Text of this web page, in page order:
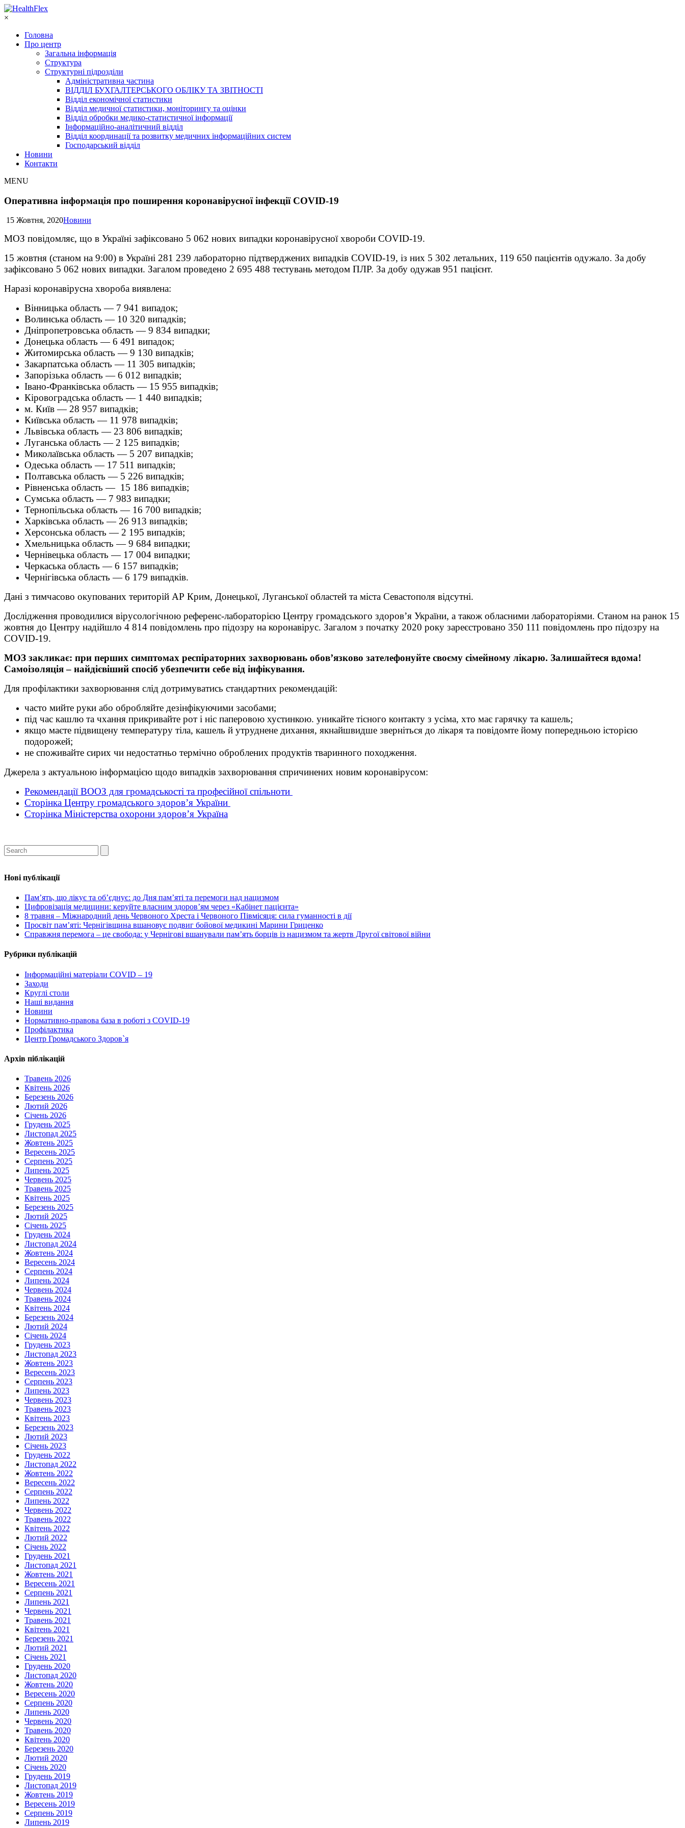
×
Головна
Про центр
Загальна інформація
Структура
Структурні підрозділи
Адміністративна частина
ВІДДІЛ БУХГАЛТЕРСЬКОГО ОБЛІКУ ТА ЗВІТНОСТІ
Відділ економічної статистики
Відділ медичної статистики, моніторингу та оцінки
Відділ обробки медико-статистичної інформації
Інформаційно-аналітичний відділ
Відділ координації та розвитку медичних інформаційних систем
Господарський відділ
Новини
Контакти
MENU
Оперативна інформація про поширення коронавірусної інфекції COVID-19
15 Жовтня, 2020Новини
МОЗ повідомляє, що в Україні зафіксовано 5 062 нових випадки коронавірусної хвороби COVID-19.
15 жовтня (станом на 9:00) в Україні 281 239 лабораторно підтверджених випадків COVID-19, із них 5 302 летальних, 119 650 пацієнтів одужало. За добу
зафіксовано 5 062 нових випадки. Загалом проведено 2 695 488 тестувань методом ПЛР. За добу одужав 951 пацієнт.
Наразі коронавірусна хвороба виявлена:
Вінницька область — 7 941 випадок;
Волинська область — 10 320 випадків;
Дніпропетровська область — 9 834 випадки;
Донецька область — 6 491 випадок;
Житомирська область — 9 130 випадків;
Закарпатська область — 11 305 випадків;
Запорізька область — 6 012 випадків;
Івано-Франківська область — 15 955 випадків;
Кіровоградська область — 1 440 випадків;
м. Київ — 28 957 випадків;
Київська область — 11 978 випадків;
Львівська область — 23 806 випадків;
Луганська область — 2 125 випадків;
Миколаївська область — 5 207 випадків;
Одеська область — 17 511 випадків;
Полтавська область — 5 226 випадків;
Рівненська область — 15 186 випадків;
Сумська область — 7 983 випадки;
Тернопільська область — 16 700 випадків;
Харківська область — 26 913 випадків;
Херсонська область — 2 195 випадків;
Хмельницька область — 9 684 випадки;
Чернівецька область — 17 004 випадки;
Черкаська область — 6 157 випадків;
Чернігівська область — 6 179 випадків.
Дані з тимчасово окупованих територій АР Крим, Донецької, Луганської областей та міста Севастополя відсутні.
Дослідження проводилися вірусологічною референс-лабораторією Центру громадського здоров’я України, а також обласними лабораторіями. Станом на ранок 15
жовтня до Центру надійшло 4 814 повідомлень про підозру на коронавірус. Загалом з початку 2020 року зареєстровано 350 111 повідомлень про підозру на
COVID-19.
МОЗ закликає: при перших симптомах респіраторних захворювань обов’язково зателефонуйте своєму сімейному лікарю. Залишайтеся вдома!
Самоізоляція – найдієвіший спосіб убезпечити себе від інфікування.
Для профілактики захворювання слід дотримуватись стандартних рекомендацій:
часто мийте руки або обробляйте дезінфікуючими засобами;
під час кашлю та чхання прикривайте рот і ніс паперовою хустинкою. уникайте тісного контакту з усіма, хто має гарячку та кашель;
якщо маєте підвищену температуру тіла, кашель й утруднене дихання, якнайшвидше зверніться до лікаря та повідомте йому попередньою історією
подорожей;
не споживайте сирих чи недостатньо термічно оброблених продуктів тваринного походження.
Джерела з актуальною інформацією щодо випадків захворювання спричинених новим коронавірусом:
Рекомендації ВООЗ для громадськості та професійної спільноти
Сторінка Центру громадського здоров’я України
Сторінка Міністерства охорони здоров’я Україна
Нові публікації
Пам’ять, що лікує та об’єднує: до Дня пам’яті та перемоги над нацизмом
Цифровізація медицини: керуйте власним здоров’ям через «Кабінет пацієнта»
8 травня – Міжнародний день Червоного Хреста і Червоного Півмісяця: сила гуманності в дії
Просвіт пам’яті: Чернігівщина вшановує подвиг бойової медикині Марини Гриценко
Справжня перемога – це свобода: у Чернігові вшанували пам’ять борців із нацизмом та жертв Другої світової війни
Рубрики публікацій
Інформаційні матеріали COVID – 19
Заходи
Круглі столи
Наші видання
Новини
Нормативно-правова база в роботі з COVID-19
Профілактика
Центр Громадського Здоров`я
Архів піблікацій
Травень 2026
Квітень 2026
Березень 2026
Лютий 2026
Січень 2026
Грудень 2025
Листопад 2025
Жовтень 2025
Вересень 2025
Серпень 2025
Липень 2025
Червень 2025
Травень 2025
Квітень 2025
Березень 2025
Лютий 2025
Січень 2025
Грудень 2024
Листопад 2024
Жовтень 2024
Вересень 2024
Серпень 2024
Липень 2024
Червень 2024
Травень 2024
Квітень 2024
Березень 2024
Лютий 2024
Січень 2024
Грудень 2023
Листопад 2023
Жовтень 2023
Вересень 2023
Серпень 2023
Липень 2023
Червень 2023
Травень 2023
Квітень 2023
Березень 2023
Лютий 2023
Січень 2023
Грудень 2022
Листопад 2022
Жовтень 2022
Вересень 2022
Серпень 2022
Липень 2022
Червень 2022
Травень 2022
Квітень 2022
Лютий 2022
Січень 2022
Грудень 2021
Листопад 2021
Жовтень 2021
Вересень 2021
Серпень 2021
Липень 2021
Червень 2021
Травень 2021
Квітень 2021
Березень 2021
Лютий 2021
Січень 2021
Грудень 2020
Листопад 2020
Жовтень 2020
Вересень 2020
Серпень 2020
Липень 2020
Червень 2020
Травень 2020
Квітень 2020
Березень 2020
Лютий 2020
Січень 2020
Грудень 2019
Листопад 2019
Жовтень 2019
Вересень 2019
Серпень 2019
Липень 2019